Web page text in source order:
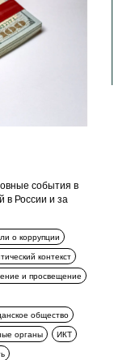
события в
в России и за
о коррупции
контекст
и просвещение
общество
органы
ИКТ